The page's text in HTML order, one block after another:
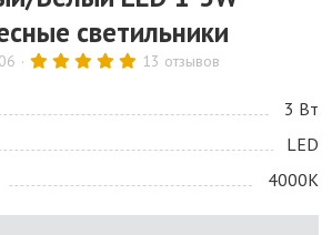
светильники
13 отзывов
3 Bт
LED
4000K